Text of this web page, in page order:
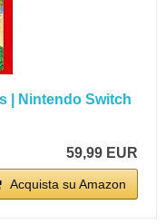
| Nintendo Switch
59,99 EUR
Acquista su Amazon